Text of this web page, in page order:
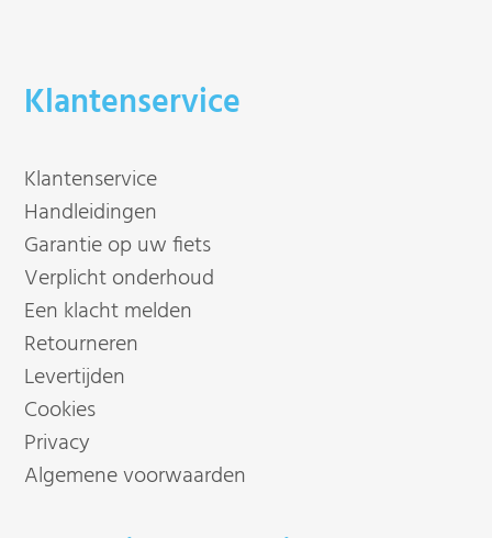
Klantenservice
Klantenservice
Handleidingen
Garantie op uw fiets
Verplicht onderhoud
Een klacht melden
Retourneren
Levertijden
Cookies
Privacy
Algemene voorwaarden